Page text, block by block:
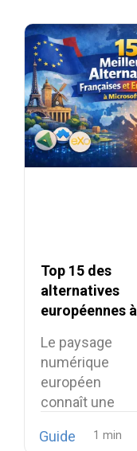
Top 15 des
alternatives
européennes à
Le paysage
numérique
européen
connaît une
structurelle. Ce
Guide